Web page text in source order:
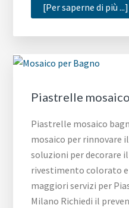
[Per saperne di più ...]
Piastrelle
Piastrelle mosaico
mosaico per rinnovare
soluzioni per decorare
rivestimento colorato
maggiori servizi per
Milano Richiedi il